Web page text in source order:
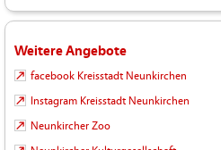
Weitere Angebote
facebook Kreisstadt Neunkirchen
Instagram Kreisstadt Neunkirchen
Neunkircher Zoo